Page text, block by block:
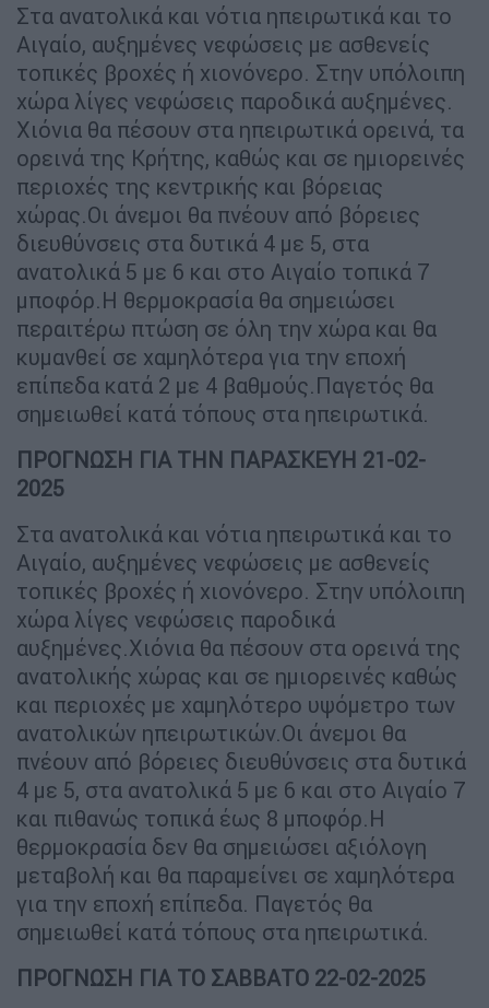
Στα ανατολικά και νότια ηπειρωτικά και το
Αιγαίο, αυξημένες νεφώσεις με ασθενείς
τοπικές βροχές ή χιονόνερο. Στην υπόλοιπη
χώρα λίγες νεφώσεις παροδικά αυξημένες.
Xιόνια θα πέσουν στα ηπειρωτικά ορεινά, τα
ορεινά της Κρήτης, καθώς και σε ημιορεινές
περιοχές της κεντρικής και βόρειας
χώρας.Οι άνεμοι θα πνέουν από βόρειες
διευθύνσεις στα δυτικά 4 με 5, στα
ανατολικά 5 με 6 και στο Αιγαίο τοπικά 7
μποφόρ.Η θερμοκρασία θα σημειώσει
περαιτέρω πτώση σε όλη την χώρα και θα
κυμανθεί σε χαμηλότερα για την εποχή
επίπεδα κατά 2 με 4 βαθμούς.Παγετός θα
σημειωθεί κατά τόπους στα ηπειρωτικά.
ΠΡΟΓΝΩΣΗ ΓΙΑ ΤΗΝ ΠΑΡΑΣΚΕΥΗ 21-02-
2025
Στα ανατολικά και νότια ηπειρωτικά και το
Αιγαίο, αυξημένες νεφώσεις με ασθενείς
τοπικές βροχές ή χιονόνερο. Στην υπόλοιπη
χώρα λίγες νεφώσεις παροδικά
αυξημένες.Χιόνια θα πέσουν στα ορεινά της
ανατολικής χώρας και σε ημιορεινές καθώς
και περιοχές με χαμηλότερο υψόμετρο των
ανατολικών ηπειρωτικών.Οι άνεμοι θα
πνέουν από βόρειες διευθύνσεις στα δυτικά
4 με 5, στα ανατολικά 5 με 6 και στο Αιγαίο 7
και πιθανώς τοπικά έως 8 μποφόρ.Η
θερμοκρασία δεν θα σημειώσει αξιόλογη
μεταβολή και θα παραμείνει σε χαμηλότερα
για την εποχή επίπεδα. Παγετός θα
σημειωθεί κατά τόπους στα ηπειρωτικά.
ΠΡΟΓΝΩΣΗ ΓΙΑ ΤΟ ΣΑΒΒΑΤΟ 22-02-2025